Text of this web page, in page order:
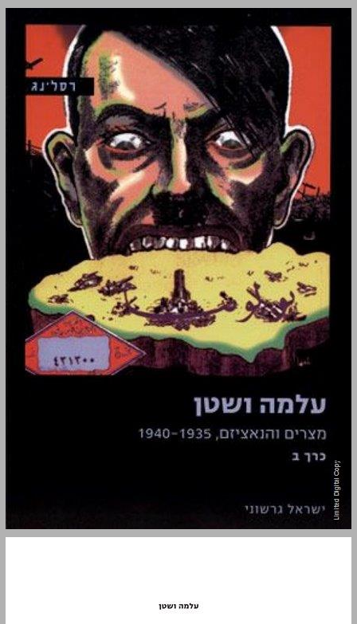
עלמה ושטן: 1940-1935 - כרך ב ... 0